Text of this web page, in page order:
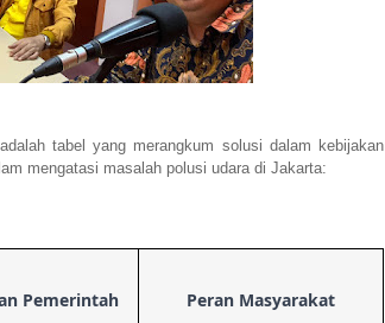
tabel yang merangkum solusi dalam kebijakan
mengatasi masalah polusi udara di Jakarta:
Pemerintah Peran Masyarakat